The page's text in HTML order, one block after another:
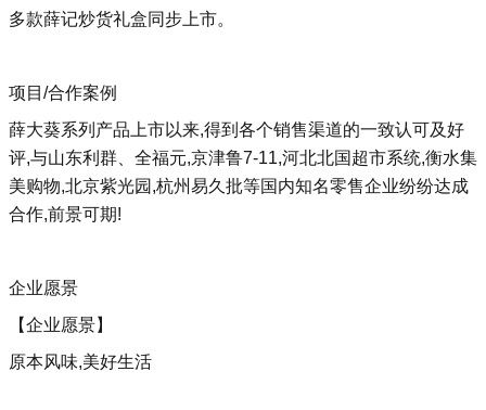
多款薛记炒货礼盒同步上市。
项目/合作案例
薛大葵系列产品上市以来,得到各个销售渠道的一致认可及好
评,与山东利群、全福元,京津鲁7-11,河北北国超市系统,衡水集
美购物,北京紫光园,杭州易久批等国内知名零售企业纷纷达成
合作,前景可期!
企业愿景
【企业愿景】
原本风味,美好生活